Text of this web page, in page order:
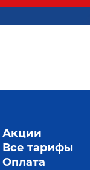
Акции
Все тарифы
Оплата